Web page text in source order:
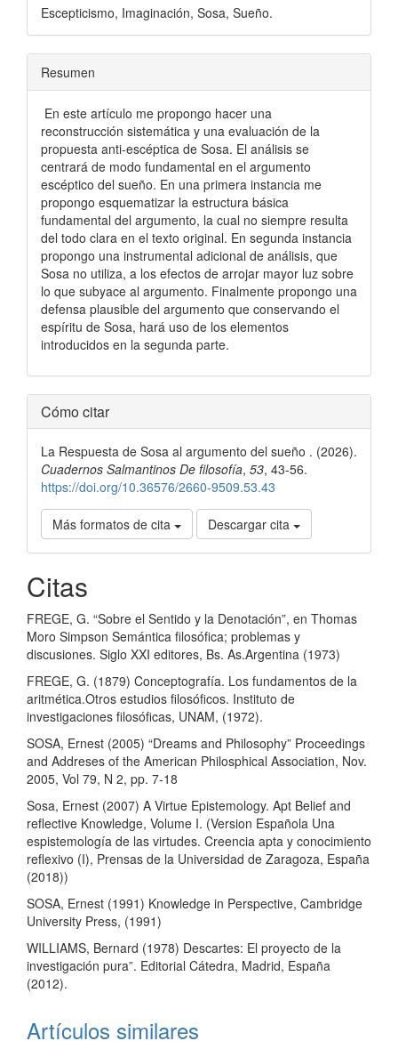
Escepticismo, Imaginación, Sosa, Sueño.
Resumen
En este artículo me propongo hacer una
reconstrucción sistemática y una evaluación de la
propuesta anti-escéptica de Sosa. El análisis se
centrará de modo fundamental en el argumento
escéptico del sueño. En una primera instancia me
propongo esquematizar la estructura básica
fundamental del argumento, la cual no siempre resulta
del todo clara en el texto original. En segunda instancia
propongo una instrumental adicional de análisis, que
Sosa no utiliza, a los efectos de arrojar mayor luz sobre
lo que subyace al argumento. Finalmente propongo una
defensa plausible del argumento que conservando el
espíritu de Sosa, hará uso de los elementos
introducidos en la segunda parte.
Detalles
del
artículo
Cómo citar
La Respuesta de Sosa al argumento del sueño . (2026).
Cuadernos Salmantinos De filosofía, 53, 43-56.
https://doi.org/10.36576/2660-9509.53.43
Más formatos de cita Descargar cita
Citas
FREGE, G. “Sobre el Sentido y la Denotación”, en Thomas
Moro Simpson Semántica filosófica; problemas y
discusiones. Siglo XXI editores, Bs. As.Argentina (1973)
FREGE, G. (1879) Conceptografía. Los fundamentos de la
aritmética.Otros estudios filosóficos. Instituto de
investigaciones filosóficas, UNAM, (1972).
SOSA, Ernest (2005) “Dreams and Philosophy” Proceedings
and Addreses of the American Philosphical Association, Nov.
2005, Vol 79, N 2, pp. 7-18
Sosa, Ernest (2007) A Virtue Epistemology. Apt Belief and
reflective Knowledge, Volume I. (Version Española Una
espistemología de las virtudes. Creencia apta y conocimiento
reflexivo (I), Prensas de la Universidad de Zaragoza, España
(2018))
SOSA, Ernest (1991) Knowledge in Perspective, Cambridge
University Press, (1991)
WILLIAMS, Bernard (1978) Descartes: El proyecto de la
investigación pura”. Editorial Cátedra, Madrid, España
(2012).
Artículos similares